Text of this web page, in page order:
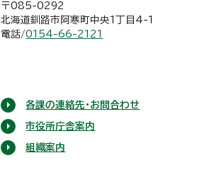
〒085-0292
北海道釧路市阿寒町中央1丁目4-1
電話/0154-66-2121
各課の連絡先・お問合わせ
市役所庁舎案内
組織案内